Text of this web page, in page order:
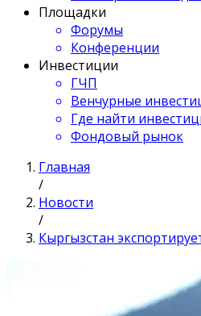
Площадки
Форумы
Конференции
Инвестиции
ГЧП
Венчурные
Где найти
Фондовый рынок
Главная
/
Новости
/
Кыргызстан